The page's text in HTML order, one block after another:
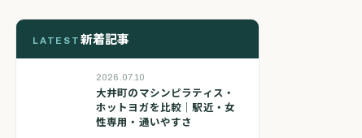
LATEST 新着記事
2026.07.10
大井町のマシンピラティス・
ホットヨガを比較｜駅近・女
性専用・通いやすさ